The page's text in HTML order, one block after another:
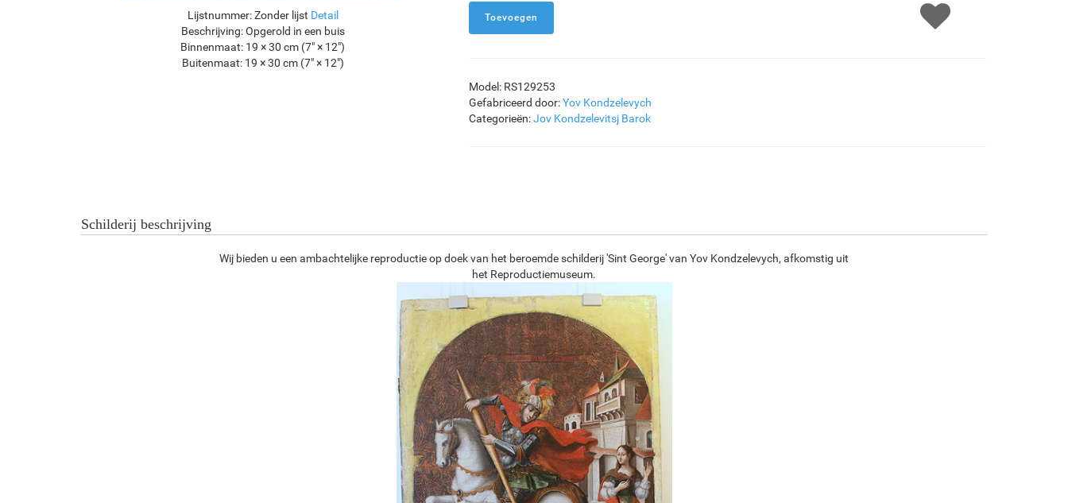
Lijstnummer: Zonder lijst Detail
Beschrijving: Opgerold in een buis
Binnenmaat: 19 × 30 cm (7" × 12")
Buitenmaat: 19 × 30 cm (7" × 12")
F7034-298
F2833-204
Model: RS129253
Gefabriceerd door:Yov Kondzelevych
Categorieën:Jov Kondzelevitsj Barok
Schilderij beschrijving
Wij bieden u een ambachtelijke reproductie op doek van het beroemde schilderij 'Sint George' van Yov Kondzelevych, afkomstig uit
het Reproductiemuseum.